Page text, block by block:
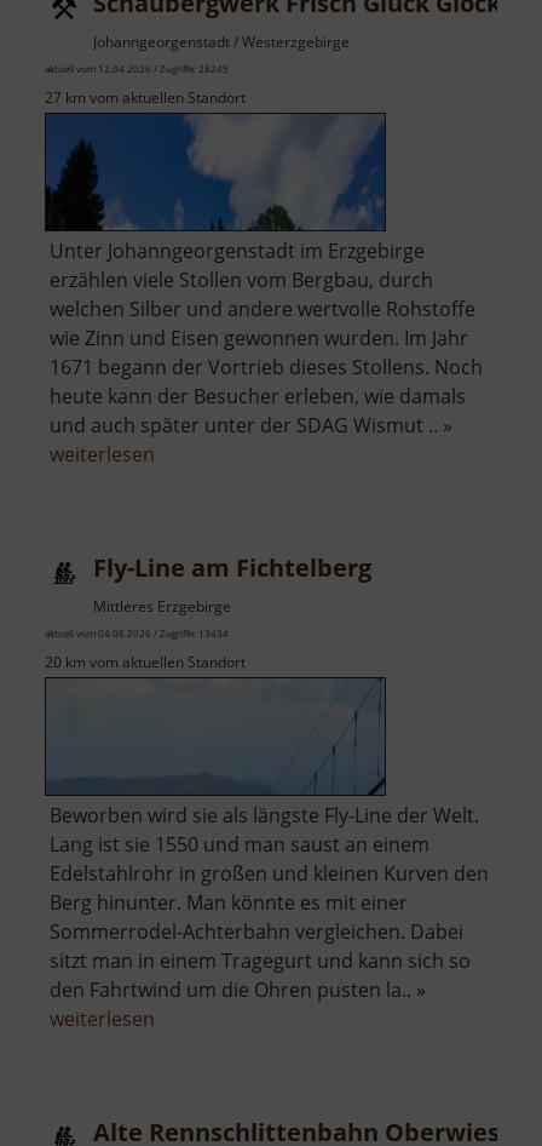
Johanngeorgenstadt / Westerzgebirge
aktuell vom 12.04.2026 / Zugriffe: 28245
27 km vom aktuellen Standort
Unter Johanngeorgenstadt im Erzgebirge
erzählen viele Stollen vom Bergbau, durch
welchen Silber und andere wertvolle Rohstoffe
wie Zinn und Eisen gewonnen wurden. Im Jahr
1671 begann der Vortrieb dieses Stollens. Noch
heute kann der Besucher erleben, wie damals
und auch später unter der SDAG Wismut .. »
weiterlesen
Glöckl
Fly-Line am Fichtelberg
Mittleres Erzgebirge
aktuell vom 04.06.2026 / Zugriffe: 13434
20 km vom aktuellen Standort
Beworben wird sie als längste Fly-Line der Welt.
Lang ist sie 1550 und man saust an einem
Edelstahlrohr in großen und kleinen Kurven den
Berg hinunter. Man könnte es mit einer
Sommerrodel-Achterbahn vergleichen. Dabei
sitzt man in einem Tragegurt und kann sich so
den Fahrtwind um die Ohren pusten la.. »
weiterlesen
Fichtelberg
Alte Rennschlittenbahn